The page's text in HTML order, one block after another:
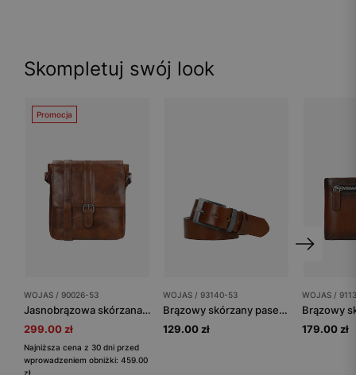
Skompletuj swój look
Promocja
WOJAS / 90026-53
Jasnobrązowa skórzana torba męska listonoszka
299.00 zł
Najniższa cena z 30 dni przed
wprowadzeniem obniżki: 459.00
zł
WOJAS / 93140-53
Brązowy skórzany pasek męski ze srebrną klamrą
129.00 zł
WOJAS /
179.00 zł